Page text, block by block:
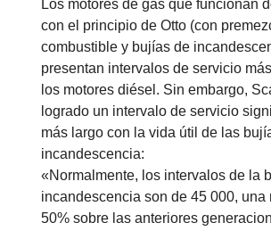
Los motores de gas que funcionan
con el principio de Otto (con
combustible y bujías de
presentan intervalos de servicio
los motores diésel. Sin embargo,
logrado un intervalo de servicio
más largo con la vida útil de las
incandescencia:
«Normalmente, los intervalos de la
incandescencia son de 45 000, una
50% sobre las anteriores